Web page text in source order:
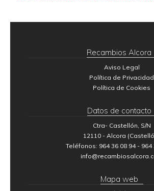
Recambios Alcora
Aviso Legal
Política de Privacidad
Política de Cookies
Datos de contacto
Ctra- Castellón, S/N
12110 - Alcora
Teléfonos: 964 36 08 94 - 964
Mapa web